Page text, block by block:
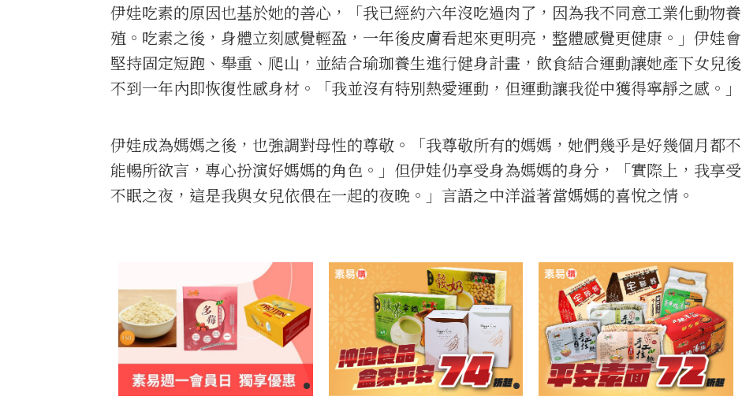
伊娃吃素的原因也基於她的善心，「我已經約六年沒吃過肉了，因為我不同意工業化動物養
殖。吃素之後，身體立刻感覺輕盈，一年後皮膚看起來更明亮，整體感覺更健康。」伊娃會
堅持固定短跑、舉重、爬山，並結合瑜珈養生進行健身計畫，飲食結合運動讓她產下女兒後
不到一年內即恢復性感身材。「我並沒有特別熱愛運動，但運動讓我從中獲得寧靜之感。」
伊娃成為媽媽之後，也強調對母性的尊敬。「我尊敬所有的媽媽，她們幾乎是好幾個月都不
能暢所欲言，專心扮演好媽媽的角色。」但伊娃仍享受身為媽媽的身分，「實際上，我享受
不眠之夜，這是我與女兒依偎在一起的夜晚。」言語之中洋溢著當媽媽的喜悅之情。